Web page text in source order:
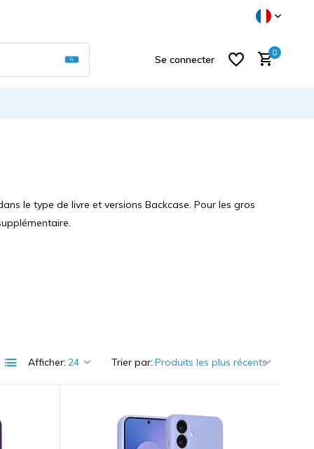
Utilisez les flèches haut et bas pour
Se connecter
0
le type de livre et versions Backcase. Pour les gros
Afficher: Trier par: